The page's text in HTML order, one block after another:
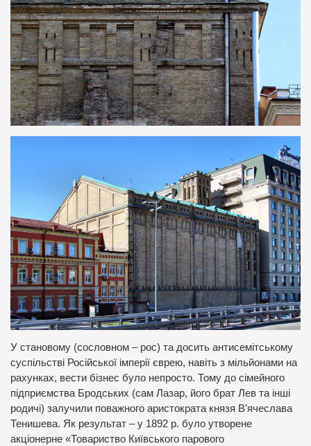
У становому (сословном – рос) та досить антисемітському
суспільстві Російської імперії єврею, навіть з мільйонами на
рахунках, вести бізнес було непросто. Тому до сімейного
підприємства Бродських (сам Лазар, його брат Лев та інші
родичі) залучили поважного аристократа князя В’ячеслава
Тенишева. Як результат – у 1892 р. було утворене
акціонерне «Товариство Київського парового